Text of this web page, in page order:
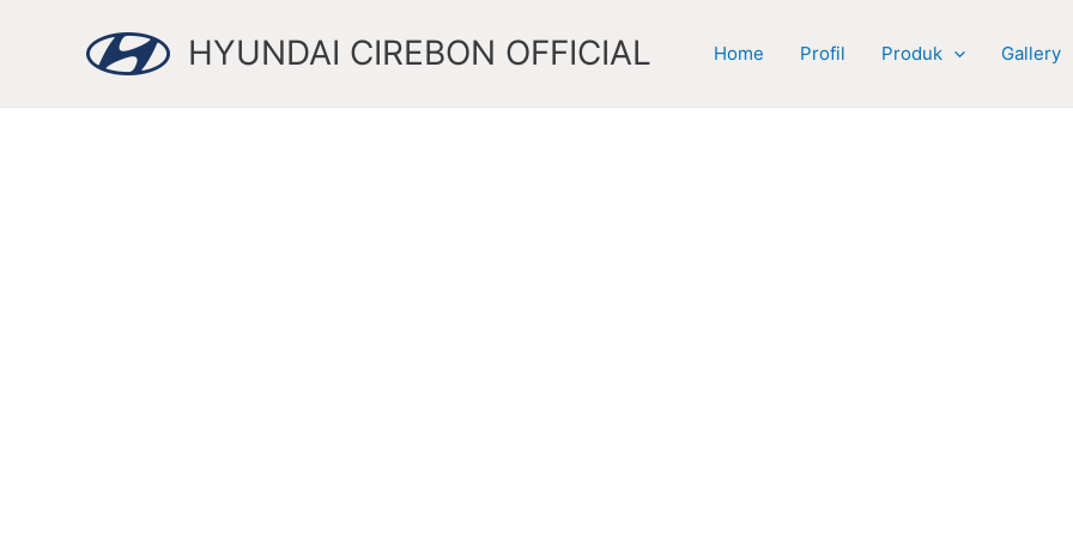
HYUNDAI CIREBON OFFICIAL Home Profil Produk Gallery